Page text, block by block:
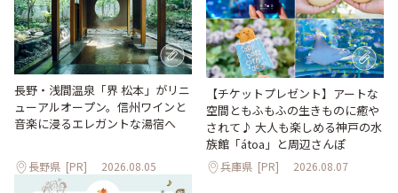
長野・浅間温泉「界 松本」がリニ
ューアルオープン。信州ワインと
音楽に浸るエレガントな湯宿へ
長野県 [PR] 2026.08.05
【チケットプレゼント】アートな
空間ともふもふの生きものに癒や
されて♪ 大人も楽しめる神戸の水
族館「átoa」と周辺さんぽ
兵庫県 [PR] 2026.08.07